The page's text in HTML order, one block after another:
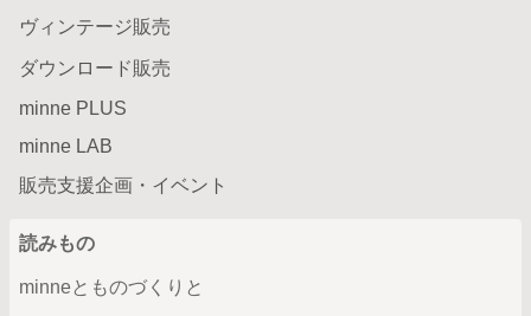
ヴィンテージ販売
ダウンロード販売
minne PLUS
minne LAB
販売支援企画・イベント
読みもの
minneとものづくりと